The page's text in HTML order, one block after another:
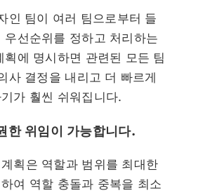
인 팀이 여러 팀으로부터 들
우선순위를 정하고 처리하는
획에 명시하면 관련된 모든 팀
사 결정을 내리고 더 빠르게
가 훨씬 쉬워집니다.
한 위임이 가능합니다.
획은 역할과 범위를 최대한
여 역할 충돌과 중복을 최소